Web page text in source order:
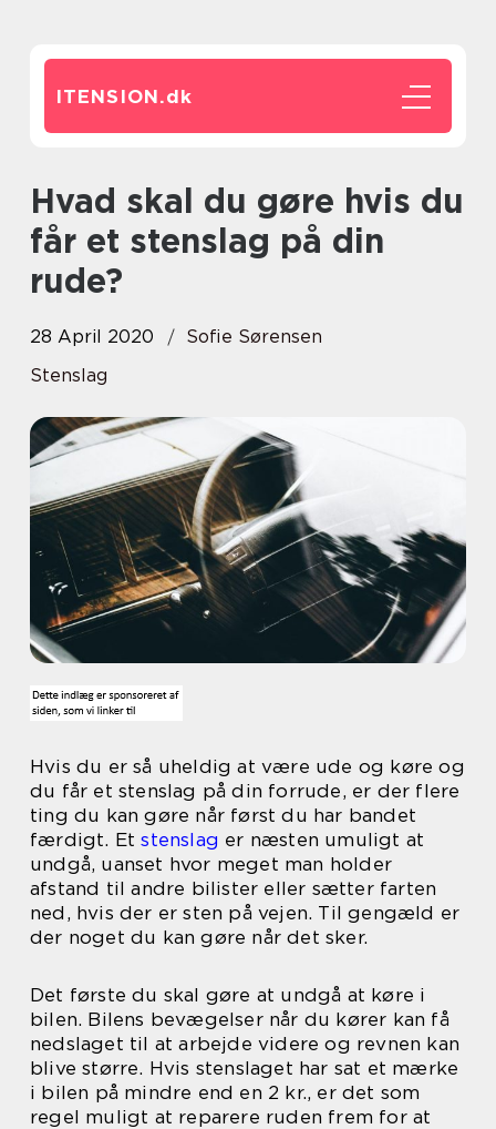
ITENSION.dk
Hvad skal du gøre hvis du
får et stenslag på din
rude?
28 April 2020
Sofie Sørensen
Stenslag
Hvis du er så uheldig at være ude og køre og
du får et stenslag på din forrude, er der flere
ting du kan gøre når først du har bandet
færdigt. Etstenslag er næsten umuligt at
undgå, uanset hvor meget man holder
afstand til andre bilister eller sætter farten
ned, hvis der er sten på vejen. Til gengæld er
der noget du kan gøre når det sker.
Det første du skal gøre at undgå at køre i
bilen. Bilens bevægelser når du kører kan få
nedslaget til at arbejde videre og revnen kan
blive større. Hvis stenslaget har sat et mærke
i bilen på mindre end en 2 kr., er det som
regel muligt at reparere ruden frem for at